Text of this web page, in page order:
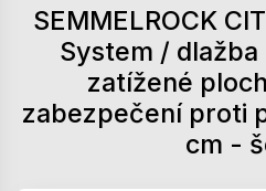
SEMMELROCK
System /
zatížené
zabezpečení proti
cm -